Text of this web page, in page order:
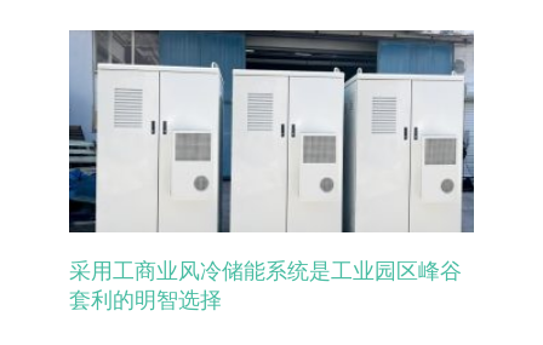
采用工商业风冷储能系统是工业园区峰谷
套利的明智选择